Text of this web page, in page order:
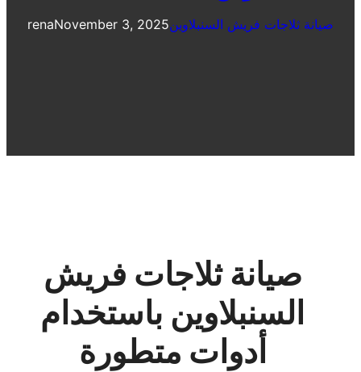
renaNovember 3, 2025صيانة ثلاجات فريش السنبلاوين
صيانة ثلاجات فريش
السنبلاوين باستخدام
أدوات متطورة